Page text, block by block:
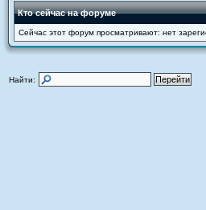
Кто сейчас на форуме
Сейчас этот форум просматривают: нет
Найти: